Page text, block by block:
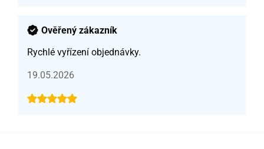
Ověřený zákazník
Rychlé vyřízení objednávky.
19.05.2026